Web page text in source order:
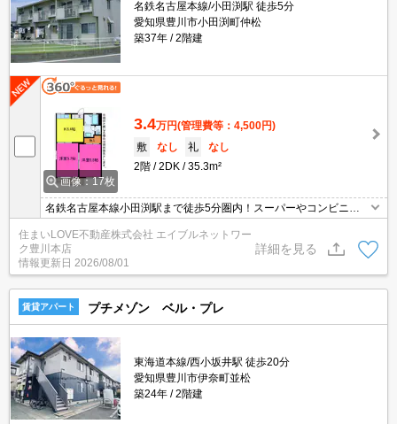
名鉄名古屋本線/小田渕駅 徒歩5分
愛知県豊川市小田渕町仲松
築37年
2階建
画像：17枚
3.4万円(管理費等：4,500円)
敷
なし 礼
なし
2階
2DK 35.3m²
名鉄名古屋本線小田渕駅まで徒歩5分圏内！スーパーやコンビニが
近く、生活が便利なエリアです☆TVモニターホン・エアコンなど人
気の設備も充実♪
住まいLOVE不動産株式会社 エイブルネットワー
ク豊川本店
情報更新日 2026/08/01
詳細を見る
賃貸アパート プチメゾン ベル・プレ
東海道本線/西小坂井駅 徒歩20分
愛知県豊川市伊奈町並松
築24年
2階建